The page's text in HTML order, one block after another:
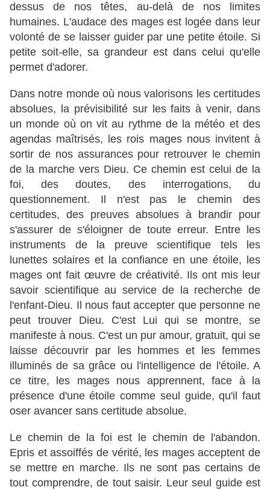
dessus de nos têtes, au-delà de nos limites
humaines. L'audace des mages est logée dans leur
volonté de se laisser guider par une petite étoile. Si
petite soit-elle, sa grandeur est dans celui qu'elle
permet d'adorer.
Dans notre monde où nous valorisons les certitudes
absolues, la prévisibilité sur les faits à venir, dans
un monde où on vit au rythme de la météo et des
agendas maîtrisés, les rois mages nous invitent à
sortir de nos assurances pour retrouver le chemin
de la marche vers Dieu. Ce chemin est celui de la
foi, des doutes, des interrogations, du
questionnement. Il n'est pas le chemin des
certitudes, des preuves absolues à brandir pour
s'assurer de s'éloigner de toute erreur. Entre les
instruments de la preuve scientifique tels les
lunettes solaires et la confiance en une étoile, les
mages ont fait œuvre de créativité. Ils ont mis leur
savoir scientifique au service de la recherche de
l'enfant-Dieu. Il nous faut accepter que personne ne
peut trouver Dieu. C'est Lui qui se montre, se
manifeste à nous. C'est un pur amour, gratuit, qui se
laisse découvrir par les hommes et les femmes
illuminés de sa grâce ou l'intelligence de l'étoile. A
ce titre, les mages nous apprennent, face à la
présence d'une étoile comme seul guide, qu'il faut
oser avancer sans certitude absolue.
Le chemin de la foi est le chemin de l'abandon.
Epris et assoiffés de vérité, les mages acceptent de
se mettre en marche. Ils ne sont pas certains de
tout comprendre, de tout saisir. Leur seul guide est